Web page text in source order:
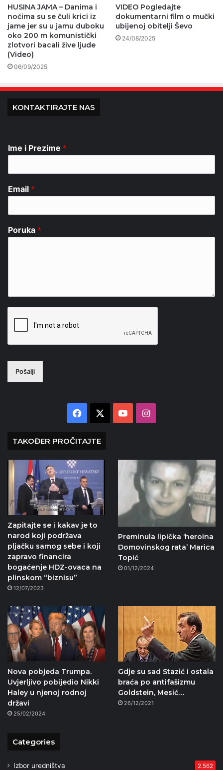
HUSINA JAMA – Danima i
noćima su se čuli krici iz
jame jer su u jamu duboku
oko 200 m komunistički
zlotvori bacali žive ljude
(Video)
06/09/2025
VIDEO Pogledajte
dokumentarni film o mučki
ubijenoj obitelji Ševo
24/08/2025
KONTAKTIRAJTE NAS
Ime i Prezime *
Email *
Poruka *
Pošalji
Facebook YouTubeInstagram
TAKOĐER PROČITAJTE
Zapitajte se i kakav je to
narod koji podržava
pljačku samog sebe i koji
zapravo financira
bogaćenje HDZ-ovaca na
plinskom “biznisu”
12/07/2023
Preminula lipička ‘heroina
Domovinskog rata’ Marica
Topić
01/12/2024
Nova pobjeda Trumpa.
Uvjerljivo pobijedio Nikki
Haley u njenoj rodnoj
državi
25/02/2024
Gdje su sad Stazić i ostala
braća po antifašizmu
Goldstein, Mesić…
26/12/2021
Categories
Izbor uredništva 2.562